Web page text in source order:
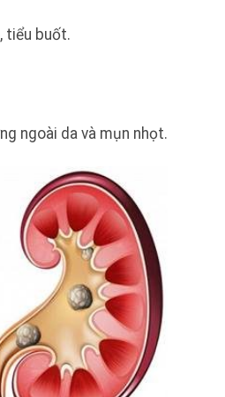
tiểu buốt.
ngoài da và mụn nhọt.